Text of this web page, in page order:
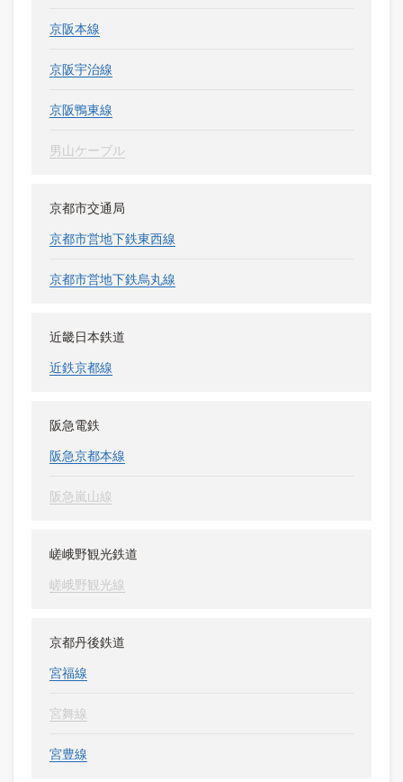
京阪本線
京阪宇治線
京阪鴨東線
男山ケーブル
京都市交通局
京都市営地下鉄東西線
京都市営地下鉄烏丸線
近畿日本鉄道
近鉄京都線
阪急電鉄
阪急京都本線
阪急嵐山線
嵯峨野観光鉄道
嵯峨野観光線
京都丹後鉄道
宮福線
宮舞線
宮豊線